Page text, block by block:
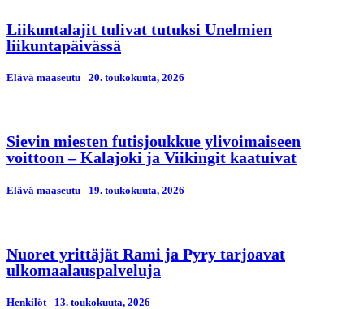
Liikuntalajit tulivat tutuksi Unelmien
liikuntapäivässä
Elävä maaseutu 20. toukokuuta, 2026
Sievin miesten futisjoukkue ylivoimaiseen
voittoon – Kalajoki ja Viikingit kaatuivat
Elävä maaseutu 19. toukokuuta, 2026
Nuoret yrittäjät Rami ja Pyry tarjoavat
ulkomaalauspalveluja
Henkilöt 13. toukokuuta, 2026